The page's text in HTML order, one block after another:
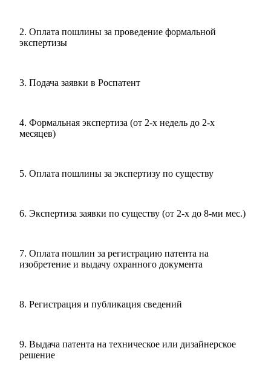
2. Оплата пошлины за проведение формальной
экспертизы
3. Подача заявки в Роспатент
4. Формальная экспертиза (от 2-х недель до 2-х
месяцев)
5. Оплата пошлины за экспертизу по существу
6. Экспертиза заявки по существу (от 2-х до 8-ми мес.)
7. Оплата пошлин за регистрацию патента на
изобретение и выдачу охранного документа
8. Регистрация и публикация сведений
9. Выдача патента на техническое или дизайнерское
решение